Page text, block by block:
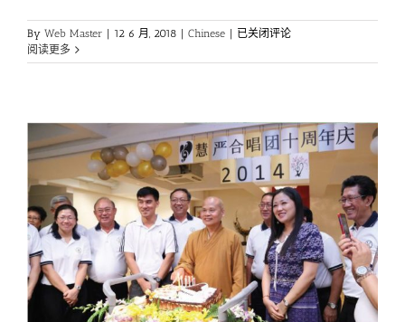
By Web Master | 12 6 月, 2018 | Chinese | 通
茶
出
禅
意
已关闭评论
阅读更多